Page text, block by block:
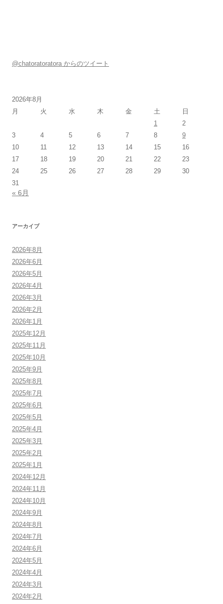
@chatoratoratora からのツイート
2026年8月
月
火 水 木 金 土
日
1
2
3
4 5 6 7 8
9
10
11 12 13 14 15
16
17
18 19 20 21 22
23
24
25 26 27 28 29
30
31
« 6月
アーカイブ
2026年8月
2026年6月
2026年5月
2026年4月
2026年3月
2026年2月
2026年1月
2025年12月
2025年11月
2025年10月
2025年9月
2025年8月
2025年7月
2025年6月
2025年5月
2025年4月
2025年3月
2025年2月
2025年1月
2024年12月
2024年11月
2024年10月
2024年9月
2024年8月
2024年7月
2024年6月
2024年5月
2024年4月
2024年3月
2024年2月